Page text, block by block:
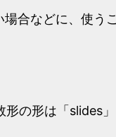
場合などに、使う
形の形は「slides